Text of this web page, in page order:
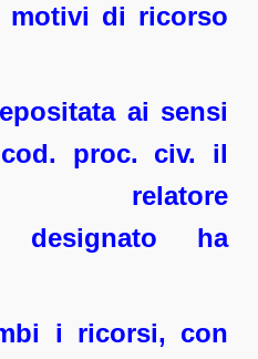
motivi di ricorso
ai sensi
cod. proc. civ. il
relatore
designato ha
i ricorsi, con